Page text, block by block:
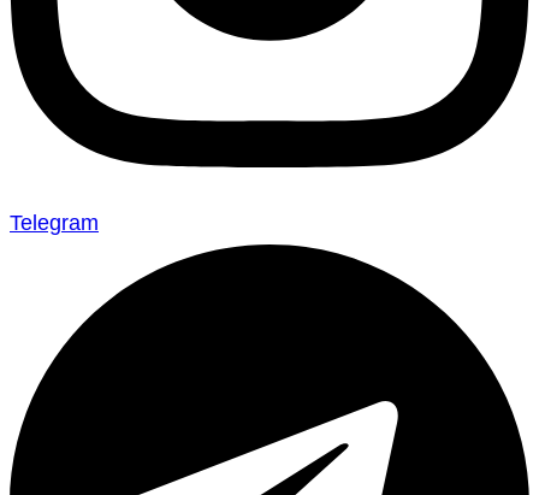
Telegram